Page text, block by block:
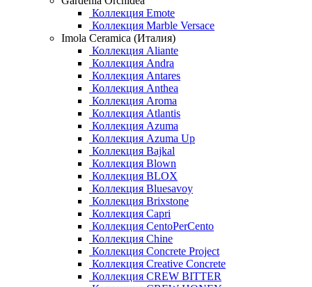
Коллекция Emote
Коллекция Marble Versace
Imola Ceramica (Италия)
Коллекция Aliante
Коллекция Andra
Коллекция Antares
Коллекция Anthea
Коллекция Aroma
Коллекция Atlantis
Коллекция Azuma
Коллекция Azuma Up
Коллекция Bajkal
Коллекция Blown
Коллекция BLOX
Коллекция Bluesavoy
Коллекция Brixstone
Коллекция Capri
Коллекция CentoPerCento
Коллекция Chine
Коллекция Concrete Project
Коллекция Creative Concrete
Коллекция CREW BITTER